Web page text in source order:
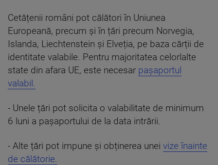
Cetățenii români pot călători în Uniunea
Europeană, precum și în țări precum Norvegia,
Islanda, Liechtenstein și Elveția, pe baza cărții de
identitate valabile. Pentru majoritatea celorlalte
state din afara UE, este necesar pașaportul
valabil.
- Unele țări pot solicita o valabilitate de minimum
6 luni a pașaportului de la data intrării.
- Alte țări pot impune și obținerea unei vize înainte
de călătorie.